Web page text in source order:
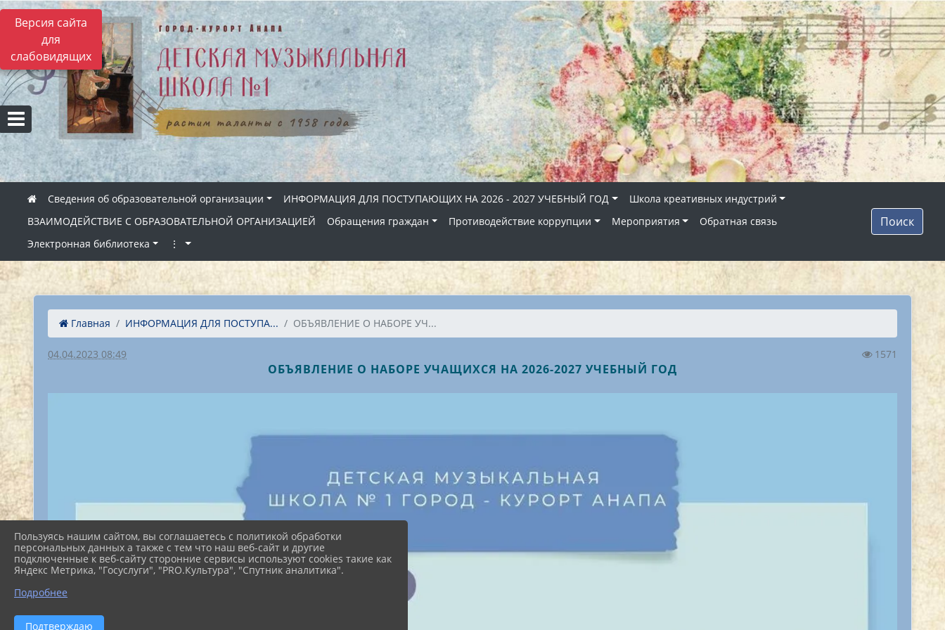
Версия сайта
для
слабовидящих
Сведения об образовательной организации ИНФОРМАЦИЯ ДЛЯ ПОСТУПАЮЩИХ НА 2026 - 2027 УЧЕБНЫЙ ГОД
Школа креативных индустрий
ВЗАИМОДЕЙСТВИЕ С ОБРАЗОВАТЕЛЬНОЙ ОРГАНИЗАЦИЕЙ
Обращения граждан Противодействие коррупции Мероприятия
Обратная связь
Электронная библиотека
⋮
Поиск
Главная ИНФОРМАЦИЯ ДЛЯ ПОСТУПА... ОБЪЯВЛЕНИЕ О НАБОРЕ УЧ...
04.04.2023 08:49 1571
ОБЪЯВЛЕНИЕ О НАБОРЕ УЧАЩИХСЯ НА 2026-2027 УЧЕБНЫЙ ГОД
Пользуясь нашим сайтом, вы соглашаетесь с политикой обработки
персональных данных а также с тем что наш веб-сайт и другие
подключенные к веб-сайту сторонние сервисы используют cookies такие как
Яндекс Метрика, "Госуслуги", "PRO.Культура", "Спутник аналитика".
Подробнее
Подтверждаю